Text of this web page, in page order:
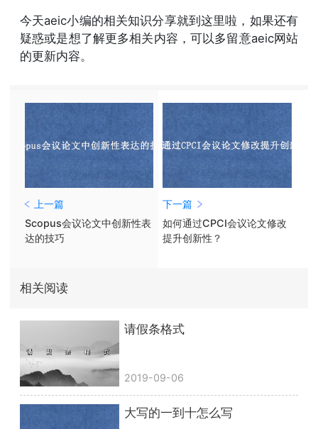
今天aeic小编的相关知识分享就到这里啦，如果还有
疑惑或是想了解更多相关内容，可以多留意aeic网站
的更新内容。
上一篇
Scopus会议论文中创新性表
达的技巧
下一篇
如何通过CPCI会议论文修改
提升创新性？
相关阅读
请假条格式
2019-09-06
大写的一到十怎么写